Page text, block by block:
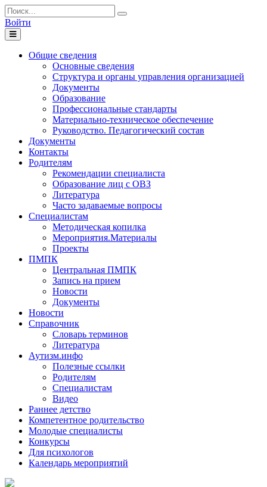
Войти
Toggle
navigation
Общие сведения
Основные сведения
Структура и органы управления организацией
Документы
Образование
Профессиональные стандарты
Материально-техническое обеспечение
Руководство. Педагогический состав
Документы
Контакты
Родителям
Рекомендации специалиста
Образование лиц с ОВЗ
Литература
Часто задаваемые вопросы
Специалистам
Методическая копилка
Мероприятия.Материалы
Проекты
ПМПК
Центральная ПМПК
Запись на прием
Новости
Документы
Новости
Справочник
Словарь терминов
Литература
Аутизм.инфо
Полезные ссылки
Родителям
Специалистам
Видео
Раннее детство
Компетентное родительство
Молодые специалисты
Конкурсы
Для психологов
Календарь мероприятий